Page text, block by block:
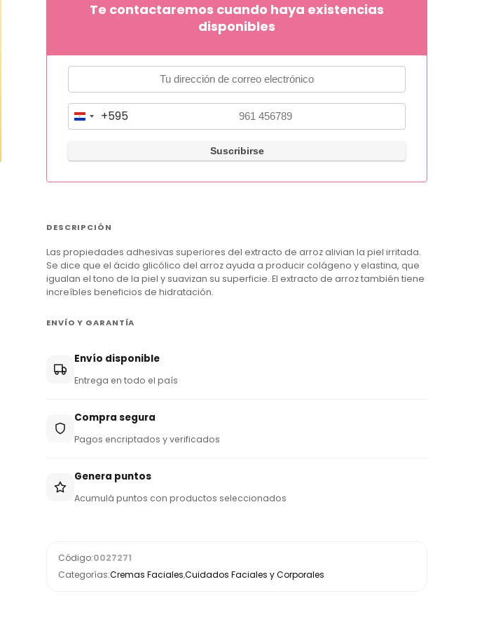
Te contactaremos cuando haya existencias
disponibles
P
r
a
y
+
5
9
+595
DESCRIPCIÓN
Las propiedades adhesivas superiores del extracto de arroz alivian la piel irritada.
Se dice que el ácido glicólico del arrozayuda a producir colágeno y elastina, que
igualan el tono de la piel y suavizan su superficie. El extracto de arroz también tiene
increíbles beneficios de hidratación.
ENVÍO Y GARANTÍA
Envío disponible
Entrega en todo el país
Compra segura
Pagos encriptados y verificados
Genera puntos
Acumulá puntos con productos seleccionados
Código:0027271
Categorías:Cremas Faciales,Cuidados Faciales y Corporales